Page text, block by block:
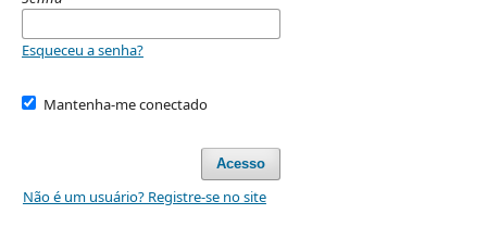
Esqueceu a senha?
Mantenha-me conectado
Acesso
Não é um usuário? Registre-se no site